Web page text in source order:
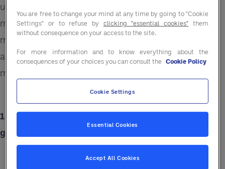
uitgebreide gids gaat in op verschillende
milieuvriendelijke oplossingen die niet alleen het
milieu ten goede komen, maar ook de
aantrekkingskracht van je merk op de steeds
milieubewuster wordende gast vergroten.
1. Bulk badkamerautomaten: Een win-win voor
gasten en de planeet
You are free to change your mind at any time by going to "Cookie
Settings" or to refuse by clicking "essential cookies" them
without consequence on your access to the site.
For more information and to know everything about the
consequences of your choices you can consult the Cookie Policy
Cookie Settings
Essential Cookies
Accept All Cookies